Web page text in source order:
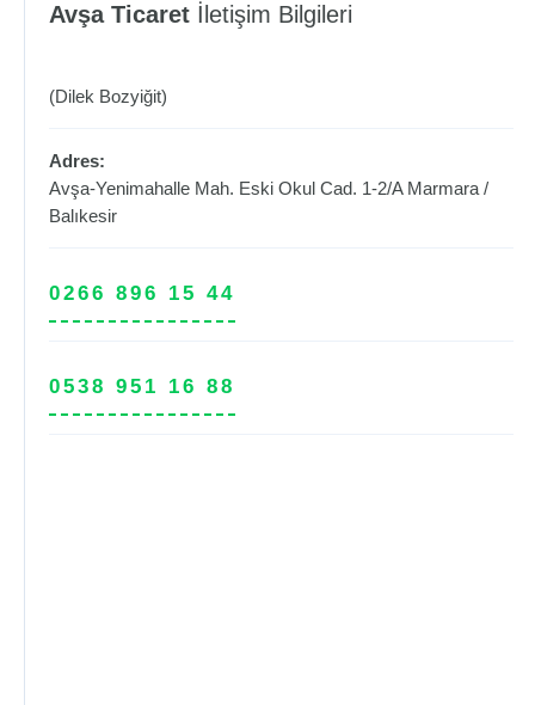
Avşa Ticaret İletişim Bilgileri
(Dilek Bozyiğit)
Adres:
Avşa-Yenimahalle Mah. Eski Okul Cad. 1-2/A Marmara /
Balıkesir
0266 896 15 44
0538 951 16 88